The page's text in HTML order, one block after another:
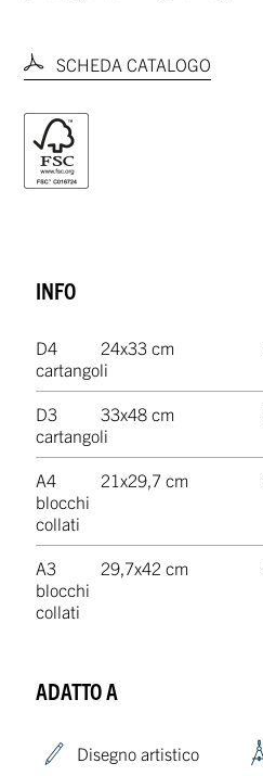
SCHEDA CATALOGO
INFO
D4
cartangoli
24x33 cm
D3
cartangoli
33x48 cm
A4
blocchi
collati
21x29,7 cm
A3
blocchi
collati
29,7x42 cm
ADATTO A
Disegno artistico